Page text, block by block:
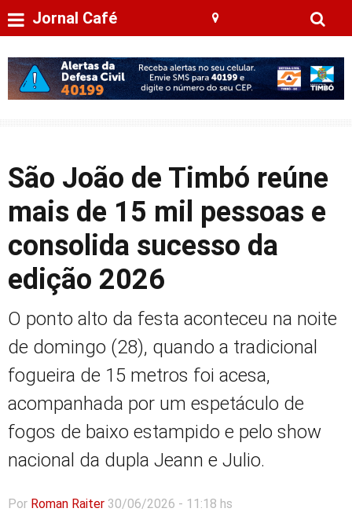
Jornal Café
São João de Timbó reúne
mais de 15 mil pessoas e
consolida sucesso da
edição 2026
O ponto alto da festa aconteceu na noite
de domingo (28), quando a tradicional
fogueira de 15 metros foi acesa,
acompanhada por um espetáculo de
fogos de baixo estampido e pelo show
nacional da dupla Jeann e Julio.
Por Roman Raiter 30/06/2026 - 11:18 hs